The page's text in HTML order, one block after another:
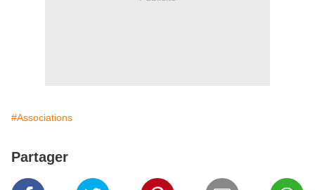
#Associations
Partager